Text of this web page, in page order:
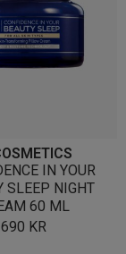
IN YOUR
SLEEP NIGHT
60 ML
690 KR